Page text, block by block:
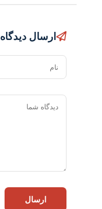
ارسال دیدگاه
ارسال